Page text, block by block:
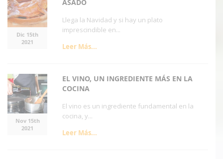
Dic 15th
2021
ASADO
Llega la Navidad y si hay un plato
imprescindible en...
Leer Más...
Nov 15th
2021
EL VINO, UN INGREDIENTE MÁS EN LA
COCINA
El vino es un ingrediente fundamental en la
cocina, y...
Leer Más...